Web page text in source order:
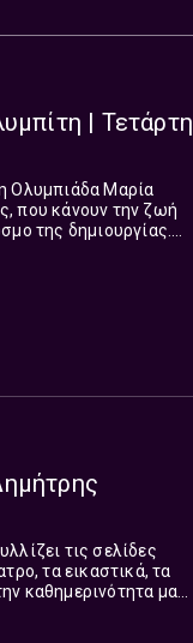
| Τετάρτη
Ολυμπιάδα Μαρία
που κάνουν την ζωή
της δημιουργίας.
τις σελίδες
τα εικαστικά, τα
καθημερινότητα μας,